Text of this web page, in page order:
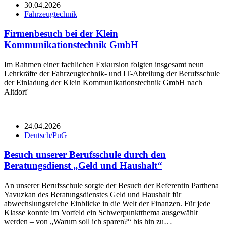
30.04.2026
Fahrzeugtechnik
Firmenbesuch bei der Klein
Kommunikationstechnik GmbH
Im Rahmen einer fachlichen Exkursion folgten insgesamt neun
Lehrkräfte der Fahrzeugtechnik- und IT-Abteilung der Berufsschule
der Einladung der Klein Kommunikationstechnik GmbH nach
Altdorf
24.04.2026
Deutsch/PuG
Besuch unserer Berufsschule durch den
Beratungsdienst „Geld und Haushalt“
An unserer Berufsschule sorgte der Besuch der Referentin Parthena
Yavuzkan des Beratungsdienstes Geld und Haushalt für
abwechslungsreiche Einblicke in die Welt der Finanzen. Für jede
Klasse konnte im Vorfeld ein Schwerpunktthema ausgewählt
werden – von „Warum soll ich sparen?“ bis hin zu…